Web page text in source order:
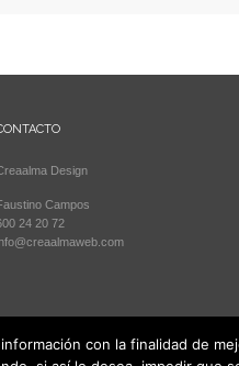
Design
Campos
24 20 72
con la finalidad de